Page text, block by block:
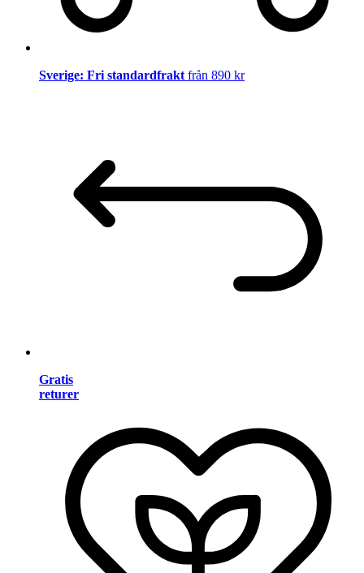
Sverige: Fri standardfrakt från 890 kr
Gratis
returer